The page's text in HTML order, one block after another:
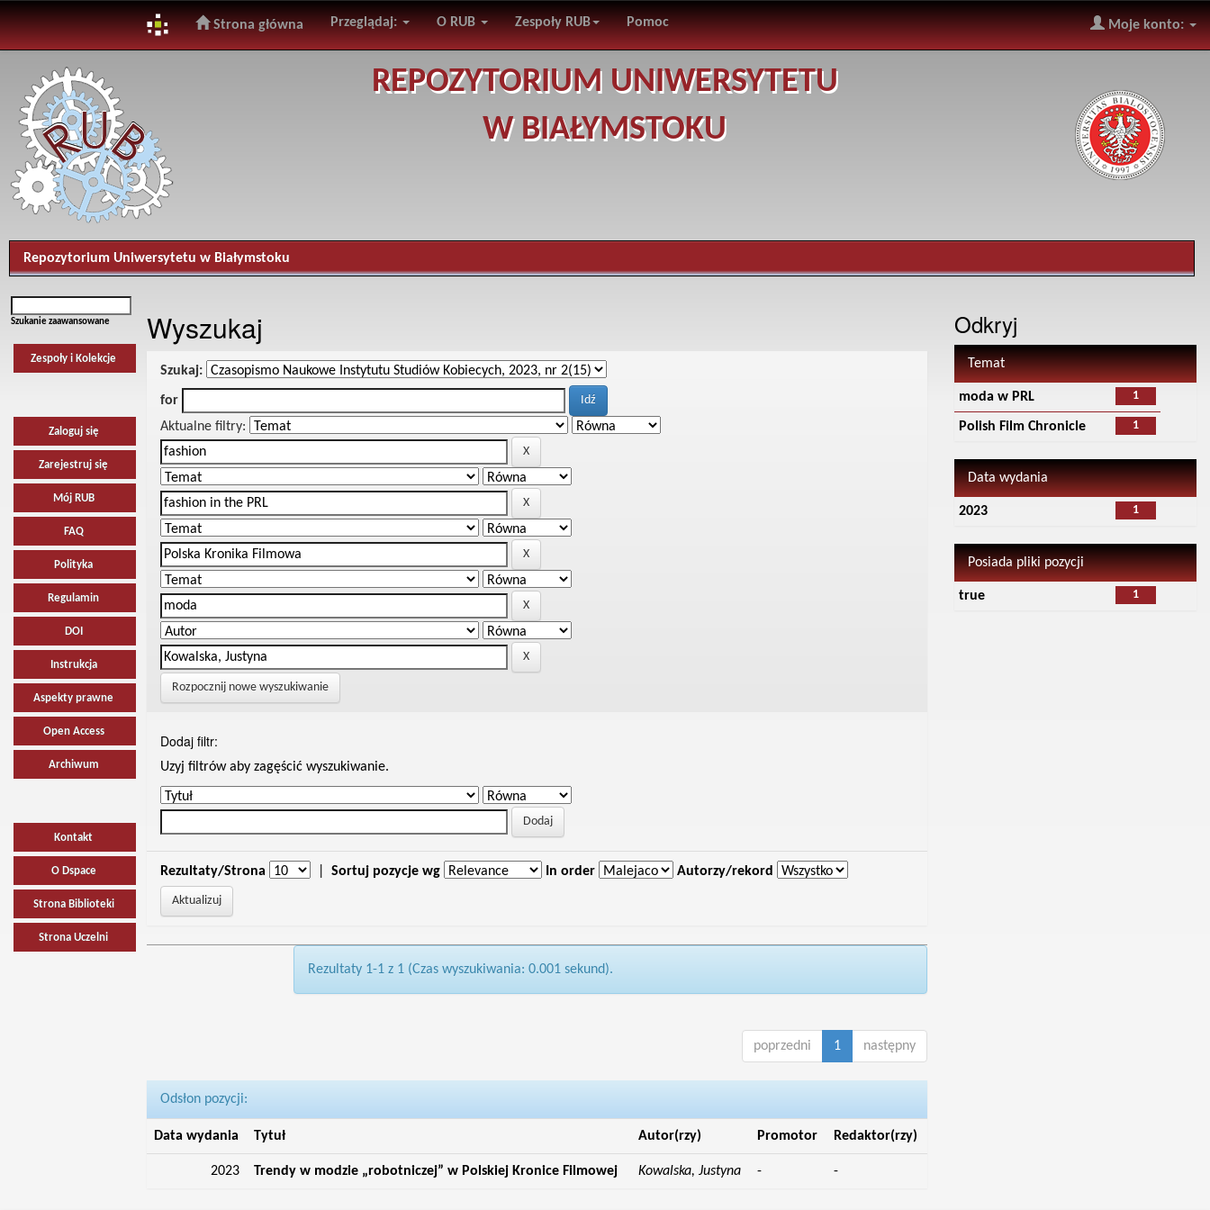
navigation
Strona główna Przeglądaj: O RUB Zespoły RUB Pomoc Moje konto:
REPOZYTORIUM UNIWERSYTETU
W BIAŁYMSTOKU
Repozytorium Uniwersytetu w Białymstoku
Szukanie zaawansowane
Zespoły i Kolekcje
Zaloguj się
Zarejestruj się
Mój RUB
FAQ
Polityka
Regulamin
DOI
Instrukcja
Aspekty prawne
Open Access
Archiwum
Kontakt
O Dspace
Strona Biblioteki
Strona Uczelni
Wyszukaj
Szukaj:
for
Aktualne filtry:
Rozpocznij nowe wyszukiwanie
Dodaj filtr:
Uzyj filtrów aby zagęścić wyszukiwanie.
Rezultaty/Strona Sortuj pozycje wg In order Autorzy/rekord
Rezultaty 1-1 z 1 (Czas wyszukiwania: 0.001 sekund).
poprzedni 1 następny
Odsłon pozycji:
Data wydania Tytuł Autor(rzy) Promotor Redaktor(rzy)
2023 Trendy w modzie „robotniczej” w Polskiej Kronice Filmowej Kowalska, Justyna - -
Odkryj
Temat
1
moda w PRL
1
Polish Film Chronicle
Data wydania
1
2023
Posiada pliki pozycji
1
true